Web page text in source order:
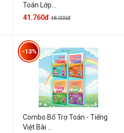
Toán Lớp...
41.760đ 48.000đ
Combo Bổ Trợ Toán - Tiếng
Việt Bài ...
-13%